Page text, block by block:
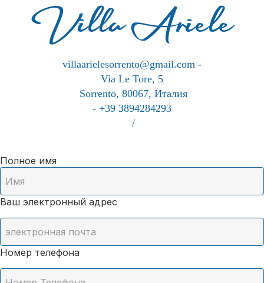
Villa Ariele
villaarielesorrento@gmail.com -
Via Le Tore, 5
Sorrento, 80067, Италия
- +39 3894284293
/
Полное имя
Ваш электронный адрес
Номер телефона